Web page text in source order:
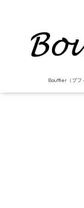
Bouffier（ブフ